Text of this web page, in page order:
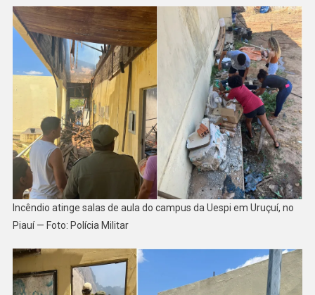
Incêndio atinge salas de aula do campus da Uespi em Uruçuí, no
Piauí — Foto: Polícia Militar